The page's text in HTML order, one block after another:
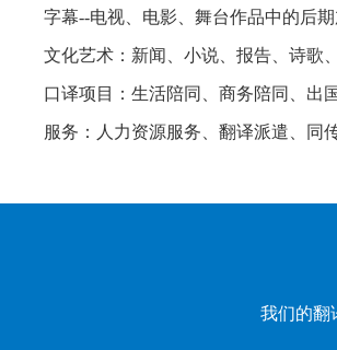
字幕--电视、电影、舞台作品中的后期
文化艺术：新闻、小说、报告、诗歌
口译项目：生活陪同、商务陪同、出
服务：人力资源服务、翻译派遣、同
我们的翻